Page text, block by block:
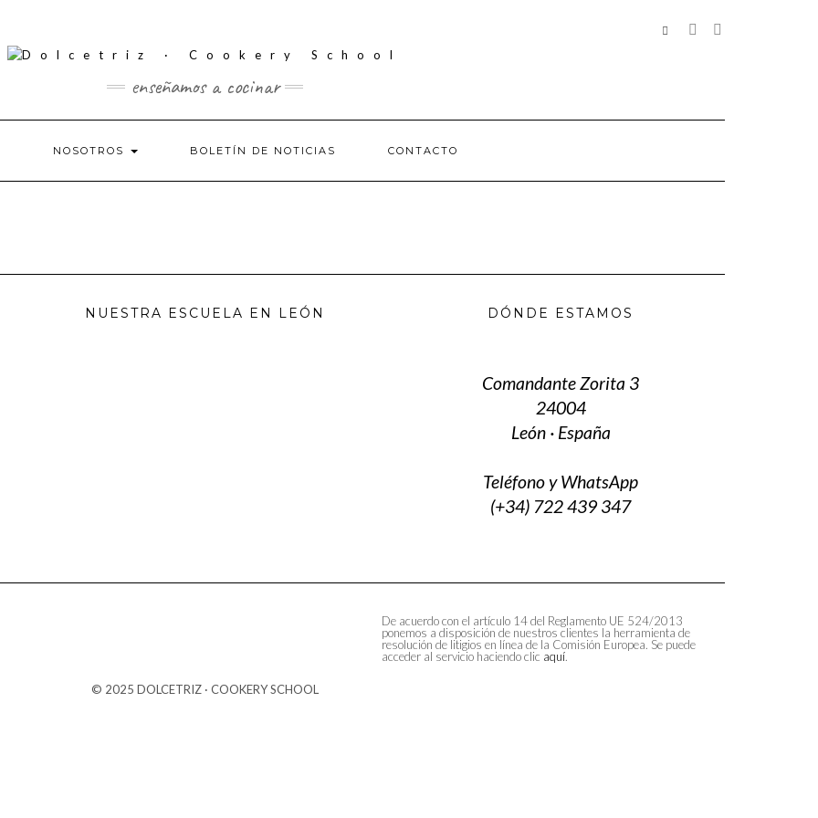
REDES
SOCIALES
enseñamos a cocinar
NOSOTROS BOLETÍN DE NOTICIAS CONTACTO
NUESTRA ESCUELA EN LEÓN DÓNDE ESTAMOS
Comandante Zorita 3
24004
León · España
Teléfono y WhatsApp
(+34) 722 439 347
De acuerdo con el artículo 14 del Reglamento UE 524/2013
ponemos a disposición de nuestros clientes la herramienta de
resolución de litigios en línea de la Comisión Europea. Se puede
acceder al servicio haciendo clic aquí.
© 2025 DOLCETRIZ · COOKERY SCHOOL